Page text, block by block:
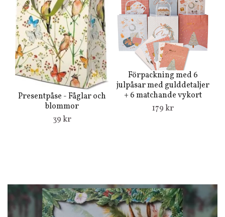
Presentpåse - Fåglar och
blommor
39 kr
Förpackning med 6
julpåsar med gulddetaljer
+ 6 matchande vykort
179 kr